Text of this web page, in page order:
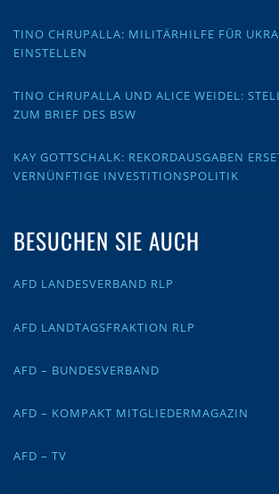
TINO CHRUPALLA: MILITÄRHILFE FÜR
EINSTELLEN
TINO CHRUPALLA UND ALICE WEIDEL:
ZUM BRIEF DES BSW
KAY GOTTSCHALK: REKORDAUSGABEN
VERNÜNFTIGE INVESTITIONSPOLITIK
BESUCHEN SIE AUCH
AFD LANDESVERBAND RLP
AFD LANDTAGSFRAKTION RLP
AFD – BUNDESVERBAND
AFD – KOMPAKT MITGLIEDERMAGAZIN
AFD – TV